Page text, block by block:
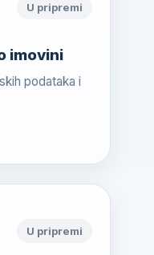
U pripremi
imovini
podataka i
U pripremi